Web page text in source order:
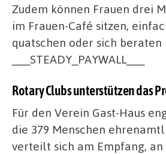
Zudem können Frauen drei
im Frauen-Café sitzen,
quatschen oder sich beraten
___STEADY_PAYWALL___
Rotary Clubs unterstützen das
Für den Verein Gast-Haus
die 379 Menschen
verteilt sich am Empfang,